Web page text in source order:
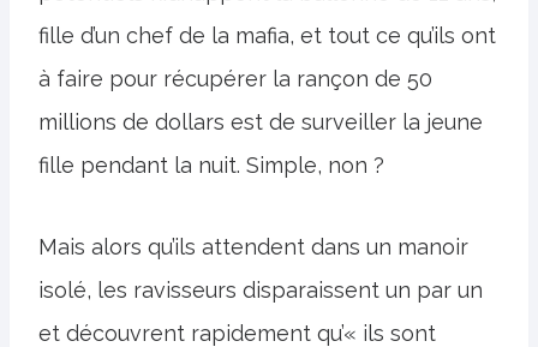
fille d’un chef de la mafia, et tout ce qu’ils ont
à faire pour récupérer la rançon de 50
millions de dollars est de surveiller la jeune
fille pendant la nuit. Simple, non ?
Mais alors qu’ils attendent dans un manoir
isolé, les ravisseurs disparaissent un par un
et découvrent rapidement qu’« ils sont